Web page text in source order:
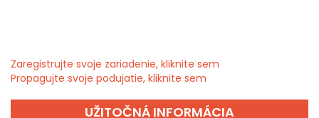
Zaregistrujte svoje zariadenie, kliknite sem
Propagujte svoje podujatie, kliknite sem
UŽITOČNÁ INFORMÁCIA